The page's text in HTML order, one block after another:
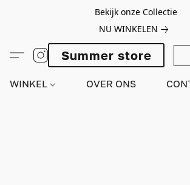
Bekijk onze Collectie
NU WINKELEN
Summer store
WINKEL OVER ONS